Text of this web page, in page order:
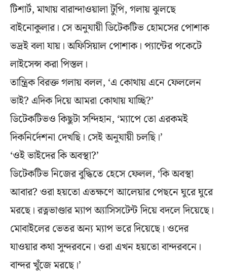
টিশার্ট, মাথায় বারান্দাওয়ালা টুপি, গলায় ঝুলছে
বাইনোকুলার। সে অনুযায়ী ডিটেকটিভ হোমসের পোশাক
ভদ্রই বলা যায়। অফিসিয়াল পোশাক। প্যান্টের পকেটে
লাইসেন্স করা পিস্তল।
তান্ত্রিক বিরক্ত গলায় বলল, ‘এ কোথায় এনে ফেললেন
ভাই? এদিক দিয়ে আমরা কোথায় যাচ্ছি?’
ডিটেকটিভও কিছুটা সন্দিহান, ‘ম্যাপে তো এরকমই
দিকনির্দেশনা দেখছি। সেই অনুযায়ী চলছি।’
‘ওই ভাইদের কি অবস্থা?’
ডিটেকটিভ নিজের বুদ্ধিতে হেসে ফেলল, ‘কি অবস্থা
আবার? ওরা হয়তো এতক্ষণে আলেয়ার পেছনে ঘুরে ঘুরে
মরছে। রত্নভাণ্ডার ম্যাপ অ্যাসিসটেন্ট দিয়ে বদলে দিয়েছে।
মোবাইলের ভেতর অন্য ম্যাপ ভরে দিয়েছে। ওদের
যাওয়ার কথা সুন্দরবনে। ওরা এখন হয়তো বান্দরবনে।
বান্দর খুঁজে মরছে।’